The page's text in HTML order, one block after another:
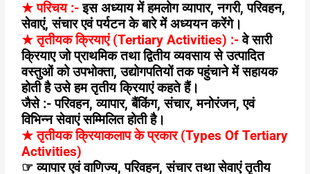
★ परिचय :-इस अध्याय में हमलोग व्यापार,नगरी,परिवहन,
सेवाएं,संचार एवं पर्यटन के बारे में अध्ययन करेंगे।
★ तृतीयक क्रियाएं (Tertiary Activities) :-वे सारी
क्रियाए जो प्राथमिक तथा द्वितीय व्यवसाय से उत्पादित
वस्तुओं को उपभोक्ता,उद्योगपतियों तक पहुंचाने में सहायक
होती है उसे हम तृतीय क्रियाएं कहते हैं।
जैसे :- परिवहन,व्यापार,बैंकिंग,संचार,मनोरंजन,एवं
विभिन्न सेवाएं सम्मिलित होती है।
★ तृतीयक क्रियाकलाप के प्रकार (Types Of Tertiary
Activities)
☞ व्यापार एवं वाणिज्य,परिवहन,संचार तथा सेवाएं तृतीय